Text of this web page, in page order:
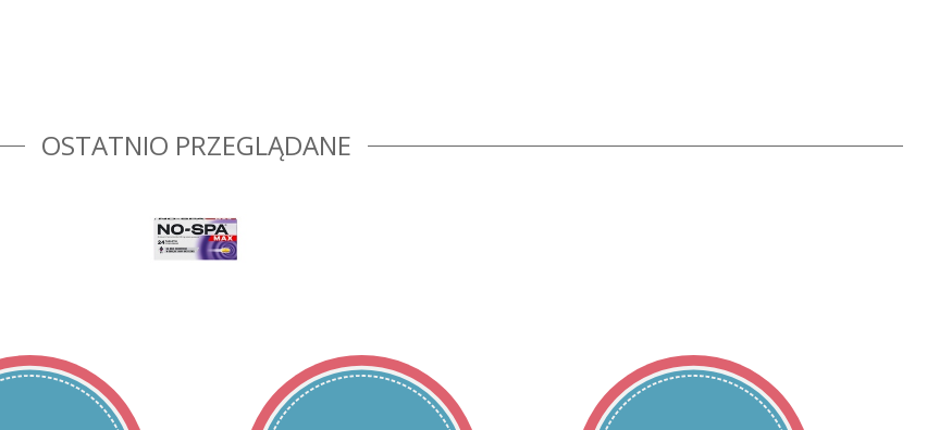
OSTATNIO PRZEGLĄDANE